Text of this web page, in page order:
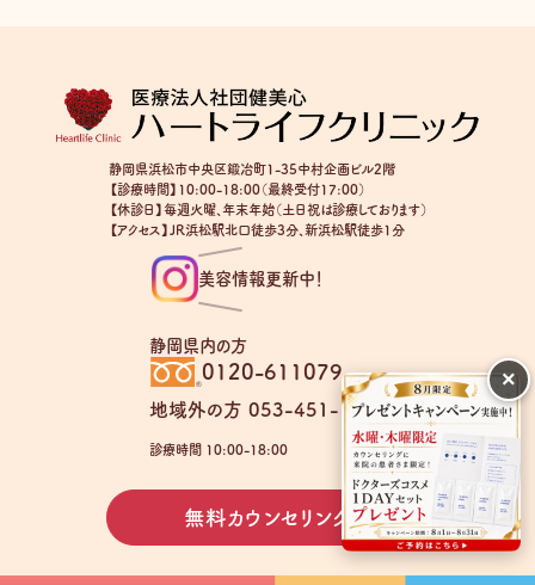
静岡県浜松市中央区鍛冶町1-35中村企画ビル2階
【診療時間】10:00-18:00（最終受付17:00）
【休診日】毎週火曜、年末年始（土日祝は診療しております）
【アクセス】JR浜松駅北口徒歩3分、新浜松駅徒歩1分
美容情報更新中！
静岡県内の方
0120-611079
地域外の方 053-451-1403
診療時間 10:00-18:00
無料カウンセリング
×